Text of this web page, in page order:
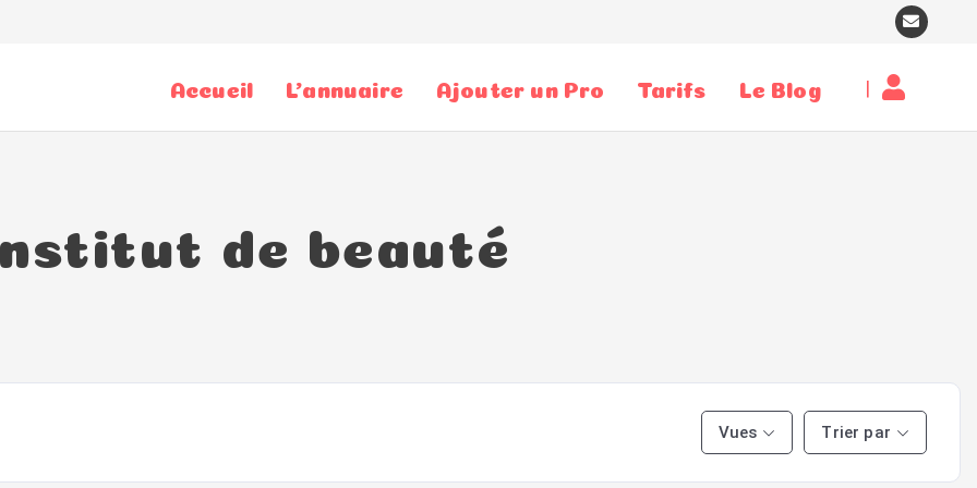
Accueil L’annuaire Ajouter un Pro Tarifs Le Blog |
de beauté
Vues Trier par